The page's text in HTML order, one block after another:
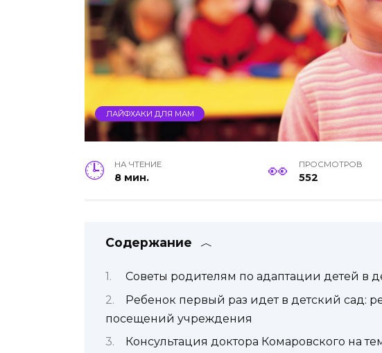
ЛАЙФХАКИ ДЛЯ МАМ
НА ЧТЕНИЕ
8 мин.
ПРОСМОТРОВ
552
Содержание
Советы родителям по адаптации детей в
Ребенок первый раз идет в детский сад:
посещений учреждения
Консультация доктора Комаровского на